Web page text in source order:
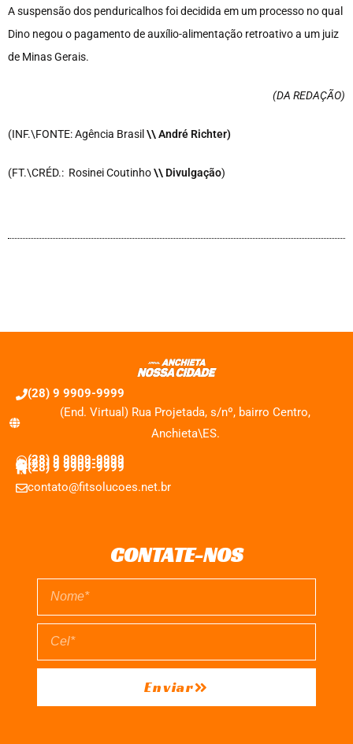
A suspensão dos penduricalhos foi decidida em um processo no qual
Dino negou o pagamento de auxílio-alimentação retroativo a um juiz
de Minas Gerais.
(DA REDAÇÃO)
(INF.\FONTE: Agência Brasil \\ André Richter)
(FT.\CRÉD.: Rosinei Coutinho\\ Divulgação)
(28) 9 9909-9999
(End. Virtual) Rua Projetada, s/nº, bairro Centro,
Anchieta\ES.
(28) 9 9909-9999
(28) 9 9909-9999
(28) 9 9909-9999
contato@fitsolucoes.net.br
CONTATE-NOS
Enviar